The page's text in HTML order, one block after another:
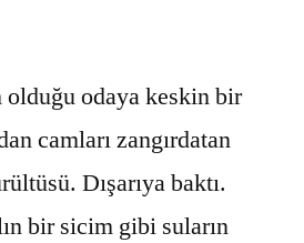
olduğu odaya keskin bir
camları zangırdatan
Dışarıya baktı.
bir sicim gibi suların